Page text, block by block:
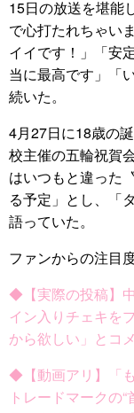
15日の放送を堪能
で心打たれちゃい
イイです！」「安
当に最高です」「
続いた。
4月27日に18歳の
校主催の五輪祝賀
はいつもと違った
る予定」とし、「
語っていた。
ファンからの注目
◆【実際の投稿】
イン入りチェキを
から欲しい」とコ
◆【動画アリ】「
トレードマークの